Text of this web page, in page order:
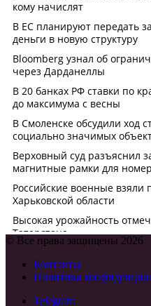
© Все права защищены 2026
Контакты
Политика
Telegram